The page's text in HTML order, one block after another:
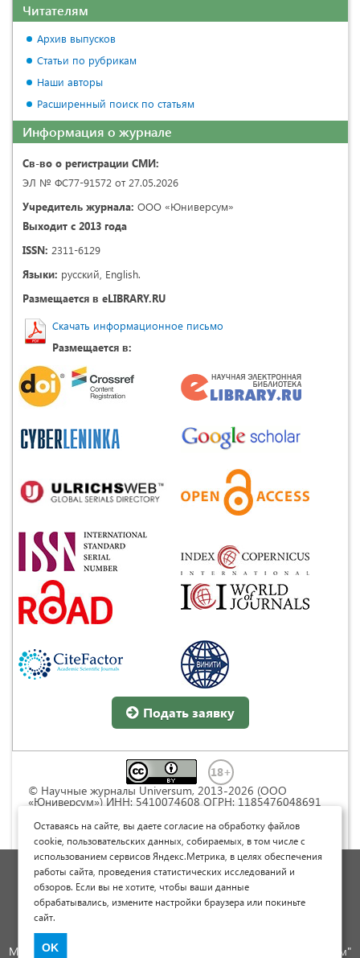
Читателям
Архив выпусков
Статьи по рубрикам
Наши авторы
Расширенный поиск по статьям
Информация о журнале
Св-во о регистрации СМИ:
ЭЛ № ФС77-91572 от 27.05.2026
Учредитель журнала: ООО «Юниверсум»
Выходит с 2013 года
ISSN: 2311-6129
Языки: русский, English.
Размещается в eLIBRARY.RU
Скачать информационное письмо
Размещается в:
Подать заявку
© Научные журналы Universum, 2013-2026 (ООО
«Юниверсум») ИНН: 5410074608 ОГРН: 1185476048691
Commons « Attribution» («Атрибуция») 4.0
Непортированная
Политика обработки персональных данных
Договор оферты
Опубликовать научную статью
Международный научно-исследовательский журнал "Юниверсум"
Оставаясь на сайте, вы даете согласие на обработку файлов
cookie, пользовательских данных, собираемых, в том числе с
использованием сервисов Яндекс.Метрика, в целях обеспечения
работы сайта, проведения статистических исследований и
обзоров. Если вы не хотите, чтобы ваши данные
обрабатывались, измените настройки браузера или покиньте
сайт.
OK